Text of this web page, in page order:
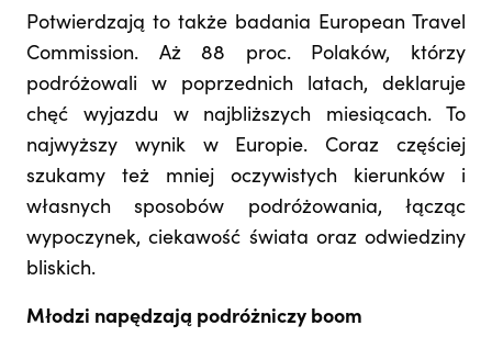
Potwierdzają to także badania European Travel
Commission. Aż 88 proc. Polaków, którzy
podróżowali w poprzednich latach, deklaruje
chęć wyjazdu w najbliższych miesiącach. To
najwyższy wynik w Europie. Coraz częściej
szukamy też mniej oczywistych kierunków i
własnych sposobów podróżowania, łącząc
wypoczynek, ciekawość świata oraz odwiedziny
bliskich.
Młodzi napędzają podróżniczy boom